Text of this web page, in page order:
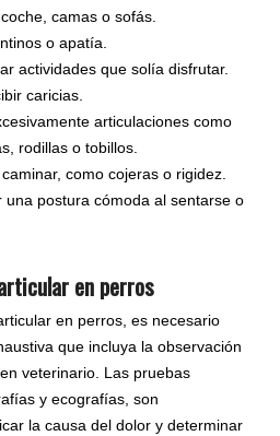
camas o sofás.
o apatía.
actividades que solía disfrutar.
caricias.
articulaciones como
rodillas o tobillos.
como cojeras o rigidez.
una postura cómoda al sentarse o
en perros
en perros, es necesario
que incluya la observación
veterinario. Las pruebas
y ecografías, son
la causa del dolor y determinar